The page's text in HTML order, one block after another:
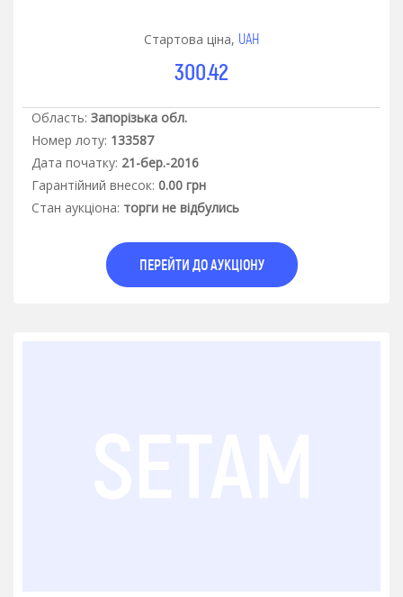
Стартова ціна, UAH
300.42
Область: Запорізька обл.
Номер лоту: 133587
Дата початку: 21-бер.-2016
Гарантiйний внесок: 0.00 грн
Стан аукцiона: торги не відбулись
ПЕРЕЙТИ ДО АУКЦІОНУ